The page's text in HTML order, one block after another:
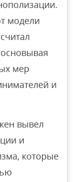
модели
мер
и
вывел
и
которые